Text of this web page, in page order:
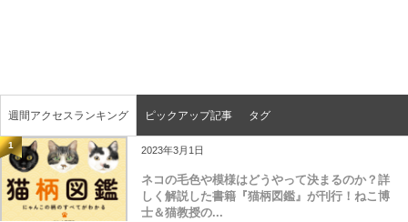
週間アクセスランキング ピックアップ記事 タグ
1 2023年3月1日
ネコの毛色や模様はどうやって決まるのか？詳
しく解説した書籍『猫柄図鑑』が刊行！ねこ博
士＆猫教授の...